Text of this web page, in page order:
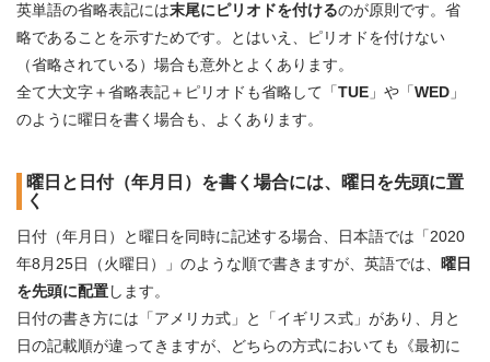
英単語の省略表記には末尾にピリオドを付けるのが原則です。省
略であることを示すためです。とはいえ、ピリオドを付けない
（省略されている）場合も意外とよくあります。
全て大文字＋省略表記＋ピリオドも省略して「TUE 」や「WED 」
のように曜日を書く場合も、よくあります。
曜日と日付（年月日）を書く場合には、曜日を先頭に置
く
日付（年月日）と曜日を同時に記述する場合、日本語では「2020
年8月25日（火曜日）」のような順で書きますが、英語では、 曜日
を先頭に配置します。
日付の書き方には「アメリカ式」と「イギリス式」があり、月と
日の記載順が違ってきますが、どちらの方式においても《最初に